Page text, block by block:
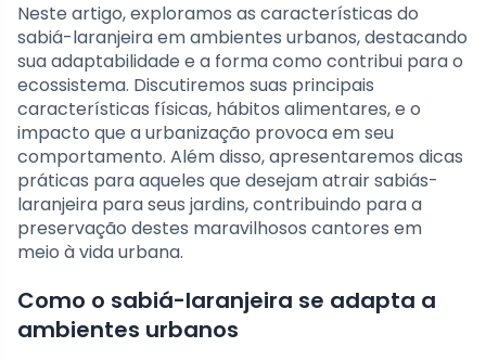
Neste artigo, exploramos as características do
sabiá-laranjeira em ambientes urbanos, destacando
sua adaptabilidade e a forma como contribui para o
ecossistema. Discutiremos suas principais
características físicas, hábitos alimentares, e o
impacto que a urbanização provoca em seu
comportamento. Além disso, apresentaremos dicas
práticas para aqueles que desejam atrair sabiás-
laranjeira para seus jardins, contribuindo para a
preservação destes maravilhosos cantores em
meio à vida urbana.
Como o sabiá-laranjeira se adapta a
ambientes urbanos